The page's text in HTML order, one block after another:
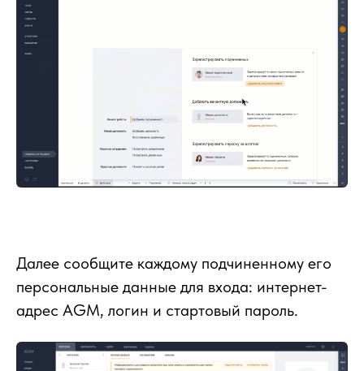
Далее сообщите каждому подчиненному его
персональные данные для входа: интернет-
адрес AGM, логин и стартовый пароль.